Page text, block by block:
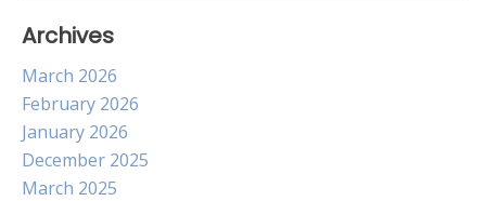
Archives
March 2026
February 2026
January 2026
December 2025
March 2025